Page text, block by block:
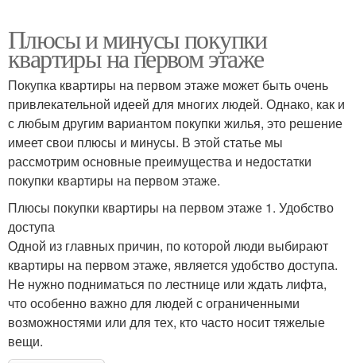
Плюсы и минусы покупки
квартиры на первом этаже
Покупка квартиры на первом этаже может быть очень
привлекательной идеей для многих людей. Однако, как и
с любым другим вариантом покупки жилья, это решение
имеет свои плюсы и минусы. В этой статье мы
рассмотрим основные преимущества и недостатки
покупки квартиры на первом этаже.
Плюсы покупки квартиры на первом этаже 1. Удобство
доступа
Одной из главных причин, по которой люди выбирают
квартиры на первом этаже, является удобство доступа.
Не нужно подниматься по лестнице или ждать лифта,
что особенно важно для людей с ограниченными
возможностями или для тех, кто часто носит тяжелые
вещи.